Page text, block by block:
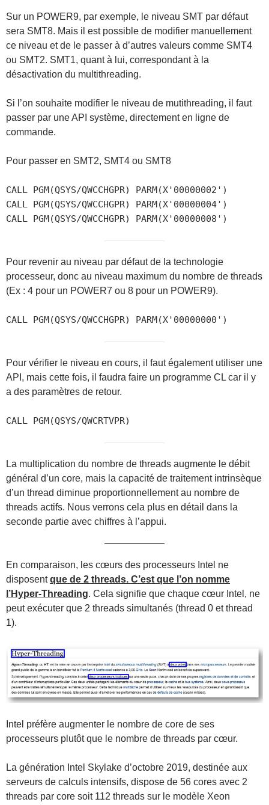
Sur un POWER9, par exemple, le niveau SMT par défaut
sera SMT8. Mais il est possible de modifier manuellement
ce niveau et de le passer à d’autres valeurs comme SMT4
ou SMT2. SMT1, quant à lui, correspondant à la
désactivation du multithreading.
Si l’on souhaite modifier le niveau de mutithreading, il faut
passer par une API système, directement en ligne de
commande.
Pour passer en SMT2, SMT4 ou SMT8
CALL PGM(QSYS/QWCCHGPR) PARM(X'00000002')
CALL PGM(QSYS/QWCCHGPR) PARM(X'00000004')
CALL PGM(QSYS/QWCCHGPR) PARM(X'00000008')
Pour revenir au niveau par défaut de la technologie
processeur, donc au niveau maximum du nombre de threads
(Ex : 4 pour un POWER7 ou 8 pour un POWER9).
CALL PGM(QSYS/QWCCHGPR) PARM(X'00000000')
Pour vérifier le niveau en cours, il faut également utiliser une
API, mais cette fois, il faudra faire un programme CL car il y
a des paramètres de retour.
CALL PGM(QSYS/QWCRTVPR)
La multiplication du nombre de threads augmente le débit
général d’un core, mais la capacité de traitement intrinsèque
d’un thread diminue proportionnellement au nombre de
threads actifs. Nous verrons cela plus en détail dans la
seconde partie avec chiffres à l’appui.
En comparaison, les cœurs des processeurs Intel ne
disposentque de 2 threads. C’est que l’on nomme
l’Hyper-Threading. Cela signifie que chaque cœur Intel, ne
peut exécuter que 2 threads simultanés (thread 0 et thread
1).
Intel préfère augmenter le nombre de core de ses
processeurs plutôt que le nombre de threads par cœur.
La génération Intel Skylake d’octobre 2019, destinée aux
serveurs de calculs intensifs, dispose de 56 cores avec 2
threads par core soit 112 threads sur le modèle Xeon